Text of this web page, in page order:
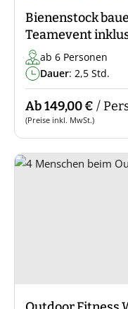
Bienenstock
Teamevent
ab 6 Personen
Dauer: 2,5 Std.
Ab 149,00 € /
(Preise inkl. MwSt.)